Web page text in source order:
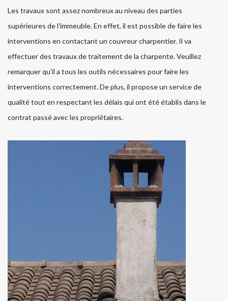
Les travaux sont assez nombreux au niveau des parties
supérieures de l'immeuble. En effet, il est possible de faire les
interventions en contactant un couvreur charpentier. Il va
effectuer des travaux de traitement de la charpente. Veuillez
remarquer qu'il a tous les outils nécessaires pour faire les
interventions correctement. De plus, il propose un service de
qualité tout en respectant les délais qui ont été établis dans le
contrat passé avec les propriétaires.